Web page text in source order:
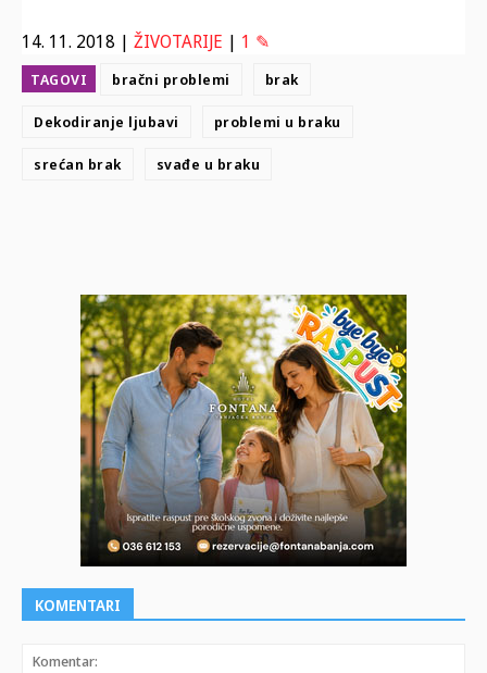
14. 11. 2018 | ŽIVOTARIJE | 1 ✎
TAGOVI bračni problemi brak
Dekodiranje ljubavi problemi u braku
srećan brak svađe u braku
KOMENTARI